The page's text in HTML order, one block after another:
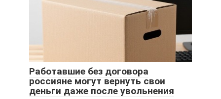
Работавшие без договора
россияне могут вернуть свои
деньги даже после увольнения